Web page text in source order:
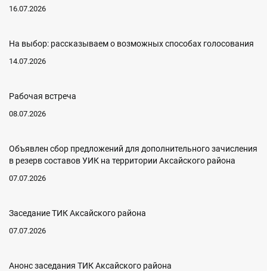
16.07.2026
На выбор: рассказываем о возможных способах голосования
14.07.2026
Рабочая встреча
08.07.2026
Объявлен сбор предложений для дополнительного зачисления
в резерв составов УИК на территории Аксайского района
07.07.2026
Заседание ТИК Аксайского района
07.07.2026
Анонс заседания ТИК Аксайского района